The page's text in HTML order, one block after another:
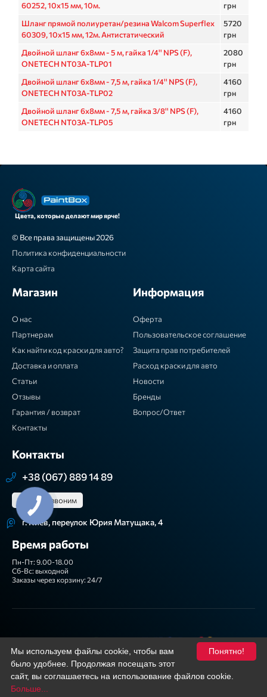
Фильтр
60252, 10х15 мм, 10м.
грн
Шланг прямой полиуретан/резина Walcom Superflex
60309, 10х15 мм, 12м. Антистатический
5720
грн
Двойной шланг 6x8мм - 5 м, гайка 1/4'' NPS (F),
ONETECH NT03A-TLP01
2080
грн
Двойной шланг 6x8мм - 7,5 м, гайка 1/4'' NPS (F),
ONETECH NT03A-TLP02
4160
грн
Двойной шланг 6x8мм - 7,5 м, гайка 3/8'' NPS (F),
ONETECH NT03A-TLP05
4160
грн
Цвета, которые делают мир ярче!
© Все права защищены 2026
Политика конфиденциальности
Карта сайта
Магазин
О нас
Партнерам
Как найти код краски для авто?
Доставка и оплата
Статьи
Отзывы
Гарантия / возврат
Контакты
Информация
Оферта
Пользовательское соглашение
Защита прав потребителей
Расход краски для авто
Новости
Бренды
Вопрос/Ответ
Контакты
+38 (067) 889 14 89
Перезвоним
г. Киев, переулок Юрия Матущака, 4
Время работы
Пн-Пт: 9.00-18.00
Сб-Вс: выходной
Заказы через корзину: 24/7
Подписывайтесь Facebook YouTube
Понятно!
Мы используем файлы cookie, чтобы вам
было удобнее. Продолжая посещать этот
сайт, вы соглашаетесь на использование файлов cookie.
Больше...